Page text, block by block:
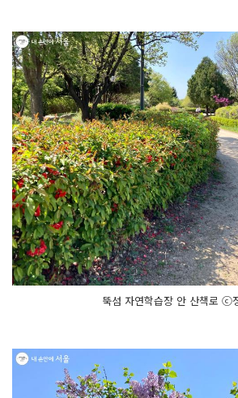
뚝섬 자연학습장 안 산책로 ⓒ